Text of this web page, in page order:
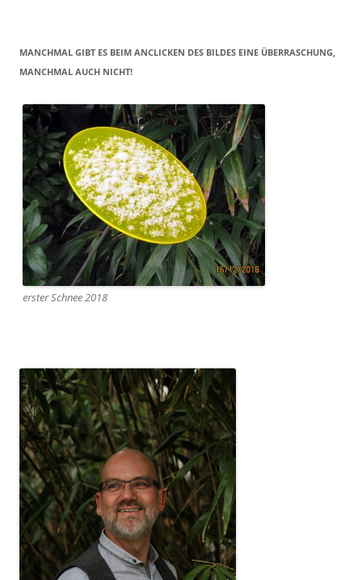
MANCHMAL GIBT ES BEIM ANCLICKEN DES BILDES EINE ÜBERRASCHUNG,
MANCHMAL AUCH NICHT!
erster Schnee 2018